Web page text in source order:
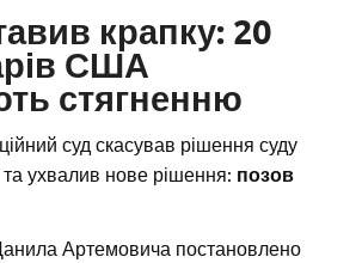
крапку: 20
США
стягненню
суд скасував рішення суду
та ухвалив нове рішення: позов
Артемовича постановлено